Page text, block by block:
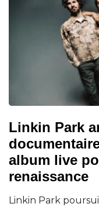
Linkin Park
album live
renaissance
Linkin Park